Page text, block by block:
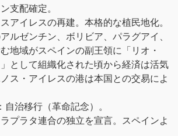
支配確定。
アイレスの再建。本格的な植民地化。
ルゼンチン、ボリビア、パラグアイ、
地域がスペインの副王領に「リオ・
として組織化された頃から経済は活気
ス・アイレスの港は本国との交易によ
自治移行（革命記念）。
プラタ連合の独立を宣言。スペインよ